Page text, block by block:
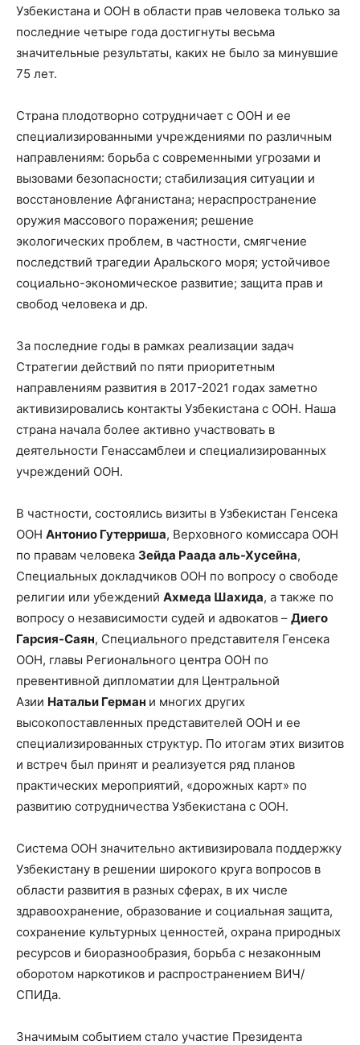
Узбекистана и ООН в области прав человека только за
последние четыре года достигнуты весьма
значительные результаты, каких не было за минувшие
75 лет.
Страна плодотворно сотрудничает с ООН и ее
специализированными учреждениями по различным
направлениям: борьба с современными угрозами и
вызовами безопасности; стабилизация ситуации и
восстановление Афганистана; нераспространение
оружия массового поражения; решение
экологических проблем, в частности, смягчение
последствий трагедии Аральского моря; устойчивое
социально-экономическое развитие; защита прав и
свобод человека и др.
За последние годы в рамках реализации задач
Стратегии действий по пяти приоритетным
направлениям развития в 2017-2021 годах заметно
активизировались контакты Узбекистана с ООН. Наша
страна начала более активно участвовать в
деятельности Генассамблеи и специализированных
учреждений ООН.
В частности, состоялись визиты в Узбекистан Генсека
ООН Антонио Гутерриша, Верховного комиссара ООН
по правам человека Зейда Раада аль-Хусейна,
Специальных докладчиков ООН по вопросу о свободе
религии или убеждений Ахмеда Шахида, а также по
вопросу о независимости судей и адвокатов – Диего
Гарсия-Саян, Специального представителя Генсека
ООН, главы Регионального центра ООН по
превентивной дипломатии для Центральной
Азии Натальи Герман и многих других
высокопоставленных представителей ООН и ее
специализированных структур. По итогам этих визитов
и встреч был принят и реализуется ряд планов
практических мероприятий, «дорожных карт» по
развитию сотрудничества Узбекистана с ООН.
Система ООН значительно активизировала поддержку
Узбекистану в решении широкого круга вопросов в
области развития в разных сферах, в их числе
здравоохранение, образование и социальная защита,
сохранение культурных ценностей, охрана природных
ресурсов и биоразнообразия, борьба с незаконным
оборотом наркотиков и распространением ВИЧ/
СПИДа.
Значимым событием стало участие Президента